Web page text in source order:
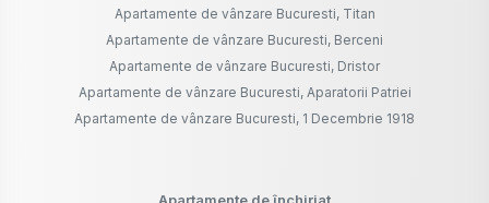
Apartamente de vânzare Bucuresti, Titan
Apartamente de vânzare Bucuresti, Berceni
Apartamente de vânzare Bucuresti, Dristor
Apartamente de vânzare Bucuresti, Aparatorii Patriei
Apartamente de vânzare Bucuresti, 1 Decembrie 1918